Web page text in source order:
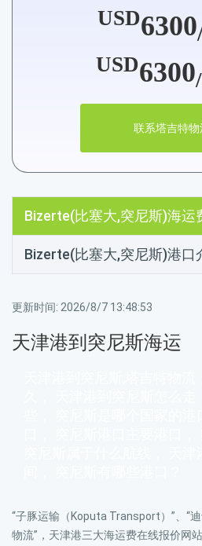
USD6300
USD6300
联系塔吉特物
Bizerte(比塞大,突尼斯)海运
Bizerte(比塞大,突尼斯)港口
更新时间: 2026/8/7 13:48:53
天津港到突尼斯海运
“子豚运输（Koputa Transport）”、“
物流”，天津港三大海运费在线报价网